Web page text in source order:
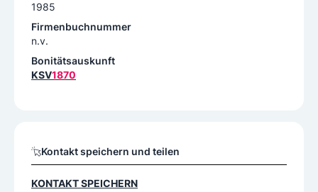
1985
Firmenbuchnummer
n.v.
Bonitätsauskunft
KSV1870
Kontakt speichern und teilen
KONTAKT SPEICHERN